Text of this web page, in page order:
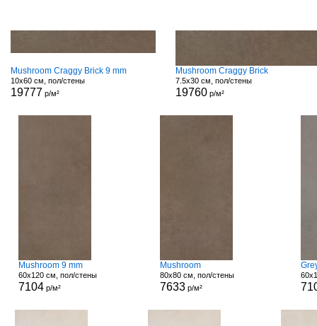
Mushroom Craggy Brick 9 mm
10x60 см, пол/стены
19777 р/м²
Mushroom Craggy Brick
7.5x30 см, пол/стены
19760р/м²
Mushroom 9 mm
60x120 см, пол/стены
7104 р/м²
Mushroom
80x80 см, пол/стены
7633р/м²